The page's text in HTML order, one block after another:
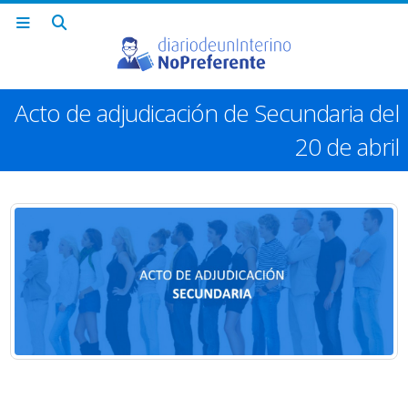
Acto de adjudicación de Secundaria del
20 de abril